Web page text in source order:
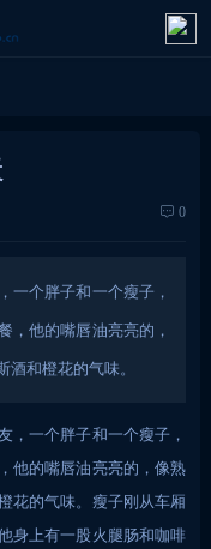
0
一个胖子和一个瘦子，
，他的嘴唇油亮亮的，
和橙花的气味。
，一个胖子和一个瘦子，
他的嘴唇油亮亮的，像熟
花的气味。瘦子刚从车厢
身上有一股火腿肠和咖啡